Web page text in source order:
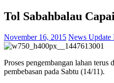
Tol Sabahbalau
November 16, 2015 News
Proses pengembangan lahan
pembebasan pada Sabtu (14/11).